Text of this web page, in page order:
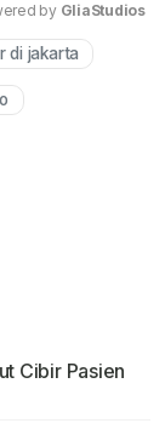
Mute
by GliaStudios
di jakarta
Cibir Pasien